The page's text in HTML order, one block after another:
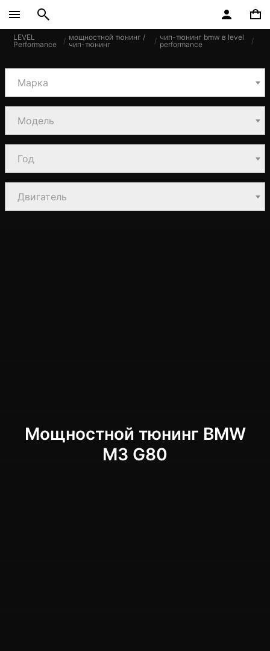
LEVEL
Performance
мощностной тюнинг /
чип-тюнинг
чип-тюнинг bmw в level
performance
Марка
Модель
Год
Двигатель
Мощностной тюнинг BMW
M3 G80